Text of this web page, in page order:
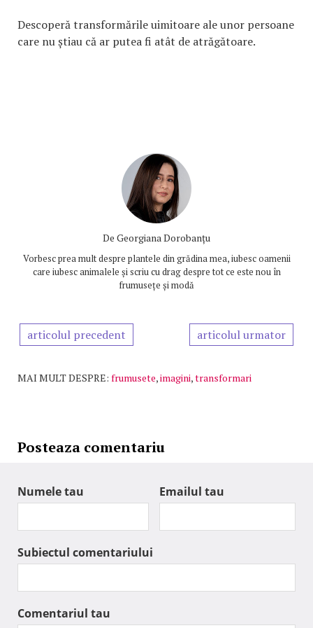
Descoperă transformările uimitoare ale unor persoane
care nu știau că ar putea fi atât de atrăgătoare.
De Georgiana Dorobanțu
Vorbesc prea mult despre plantele din grădina mea, iubesc oamenii
care iubesc animalele și scriu cu drag despre tot ce este nou în
frumusețe și modă
articolul precedent articolul urmator
MAI MULT DESPRE: frumusete,imagini,transformari
Posteaza comentariu
Numele tau Emailul tau
Subiectul comentariului
Comentariul tau